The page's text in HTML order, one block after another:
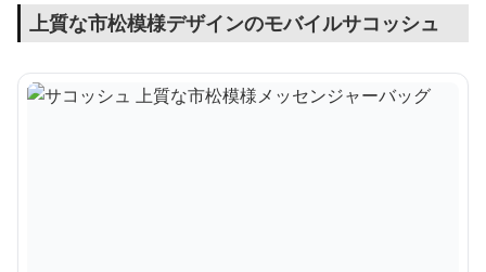
上質な市松模様デザインのモバイルサコッシュ